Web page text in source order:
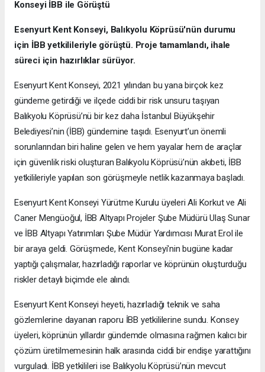
Konseyi İBB ile Görüştü
Esenyurt Kent Konseyi, Balıkyolu Köprüsü'nün durumu
için İBB yetkilileriyle görüştü. Proje tamamlandı, ihale
süreci için hazırlıklar sürüyor.
Esenyurt Kent Konseyi, 2021 yılından bu yana birçok kez
gündeme getirdiği ve ilçede ciddi bir risk unsuru taşıyan
Balıkyolu Köprüsü’nü bir kez daha İstanbul Büyükşehir
Belediyesi’nin (İBB) gündemine taşıdı. Esenyurt’un önemli
sorunlarından biri haline gelen ve hem yayalar hem de araçlar
için güvenlik riski oluşturan Balıkyolu Köprüsü’nün akıbeti, İBB
yetkilileriyle yapılan son görüşmeyle netlik kazanmaya başladı.
Esenyurt Kent Konseyi Yürütme Kurulu üyeleri Ali Korkut ve Ali
Caner Mengüoğul, İBB Altyapı Projeler Şube Müdürü Ulaş Sunar
ve İBB Altyapı Yatırımları Şube Müdür Yardımcısı Murat Erol ile
bir araya geldi. Görüşmede, Kent Konseyi'nin bugüne kadar
yaptığı çalışmalar, hazırladığı raporlar ve köprünün oluşturduğu
riskler detaylı biçimde ele alındı.
Esenyurt Kent Konseyi heyeti, hazırladığı teknik ve saha
gözlemlerine dayanan raporu İBB yetkililerine sundu. Konsey
üyeleri, köprünün yıllardır gündemde olmasına rağmen kalıcı bir
çözüm üretilmemesinin halk arasında ciddi bir endişe yarattığını
vurguladı. İBB yetkilileri ise Balıkyolu Köprüsü’nün mevcut